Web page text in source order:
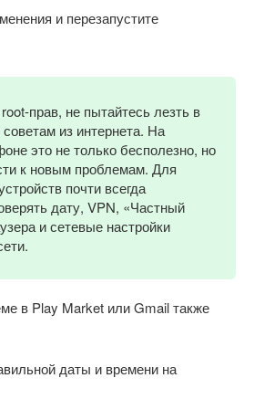
и перезапустите
прав, не пытайтесь лезть в
из интернета. На
это не только бесполезно, но
к новым проблемам. Для
почти всегда
дату, VPN, «Частный
и сетевые настройки
в Play Market или Gmail также
даты и времени на